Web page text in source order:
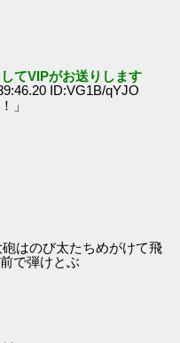
てVIPがお送りします
ID:VG1B/qYJO
」
はのび太たちめがけて飛
で弾けとぶ